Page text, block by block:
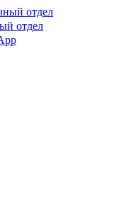
отдел
отдел